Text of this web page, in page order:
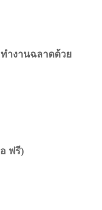
ำงานฉลาดด้วย
ฟรี)